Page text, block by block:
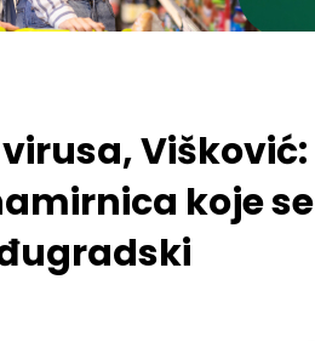
Višković:
koje se